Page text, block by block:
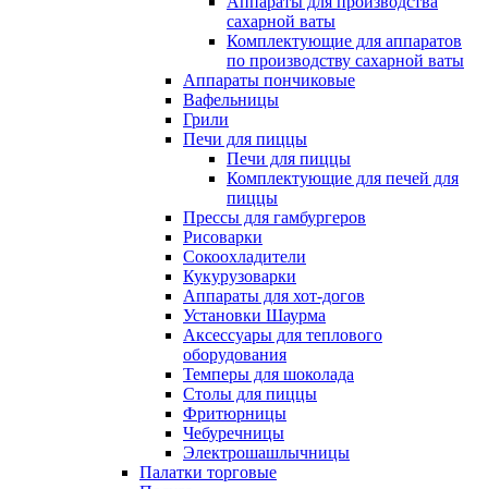
сахарной ваты
Комплектующие для аппаратов
по производству сахарной ваты
Аппараты пончиковые
Вафельницы
Грили
Печи для пиццы
Печи для пиццы
Комплектующие для печей для
пиццы
Прессы для гамбургеров
Рисоварки
Сокоохладители
Кукурузоварки
Аппараты для хот-догов
Установки Шаурма
Аксессуары для теплового
оборудования
Темперы для шоколада
Столы для пиццы
Фритюрницы
Чебуречницы
Электрошашлычницы
Палатки торговые